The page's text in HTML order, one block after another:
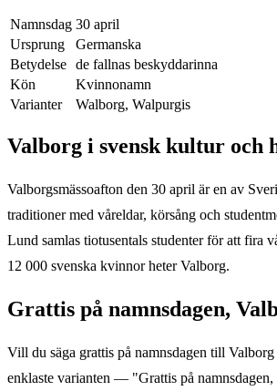
Namnsdag 30 april
Ursprung
Germanska
Betydelse de fallnas beskyddarinna
Kön
Kvinnonamn
Varianter
Walborg, Walpurgis
Valborg i svensk kultur och
Valborgsmässoafton den 30 april är en av
traditioner med våreldar, körsång och
Lund samlas tiotusentals studenter för att fira
12 000 svenska kvinnor heter Valborg.
Grattis på namnsdagen,
Vill du säga grattis på namnsdagen till Valborg
enklaste varianten — "Grattis på namnsdagen,